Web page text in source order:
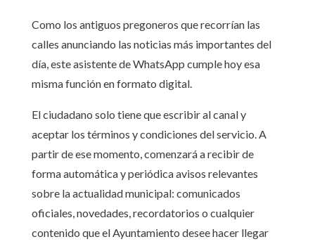
Como los antiguos pregoneros que recorrían las
calles anunciando las noticias más importantes del
día, este asistente de WhatsApp cumple hoy esa
misma función en formato digital.
El ciudadano solo tiene que escribir al canal y
aceptar los términos y condiciones del servicio. A
partir de ese momento, comenzará a recibir de
forma automática y periódica avisos relevantes
sobre la actualidad municipal: comunicados
oficiales, novedades, recordatorios o cualquier
contenido que el Ayuntamiento desee hacer llegar